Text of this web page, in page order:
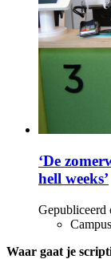
‘De
hell weeks’
Gepubliceerd
Campus
Waar gaat je